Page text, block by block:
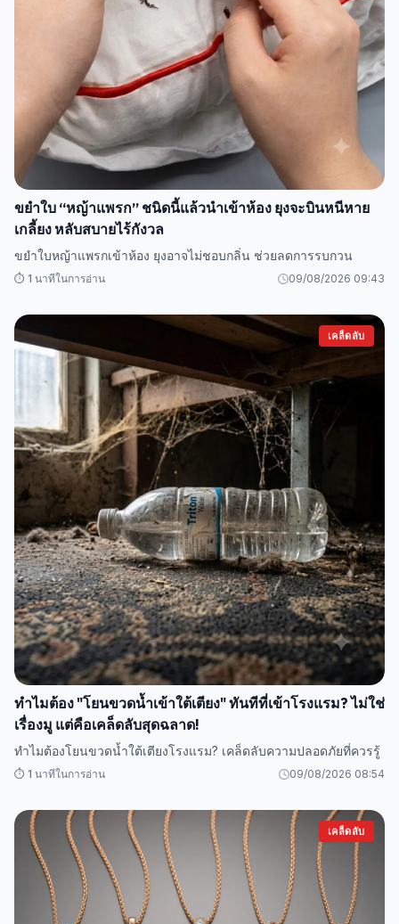
ขยำใบ “หญ้าแพรก” ชนิดนี้แล้วนำเข้าห้อง ยุงจะบินหนีหาย
เกลี้ยง หลับสบายไร้กังวล
ขยำใบหญ้าแพรกเข้าห้อง ยุงอาจไม่ชอบกลิ่น ช่วยลดการรบกวน
⏱️ 1 นาทีในการอ่าน 09/08/2026 09:43
เคล็ดลับ
ทำไมต้อง "โยนขวดน้ำเข้าใต้เตียง" ทันทีที่เข้าโรงแรม? ไม่ใช่
เรื่องมู แต่คือเคล็ดลับสุดฉลาด!
ทำไมต้องโยนขวดน้ำใต้เตียงโรงแรม? เคล็ดลับความปลอดภัยที่ควรรู้
⏱️ 1 นาทีในการอ่าน 09/08/2026 08:54
เคล็ดลับ